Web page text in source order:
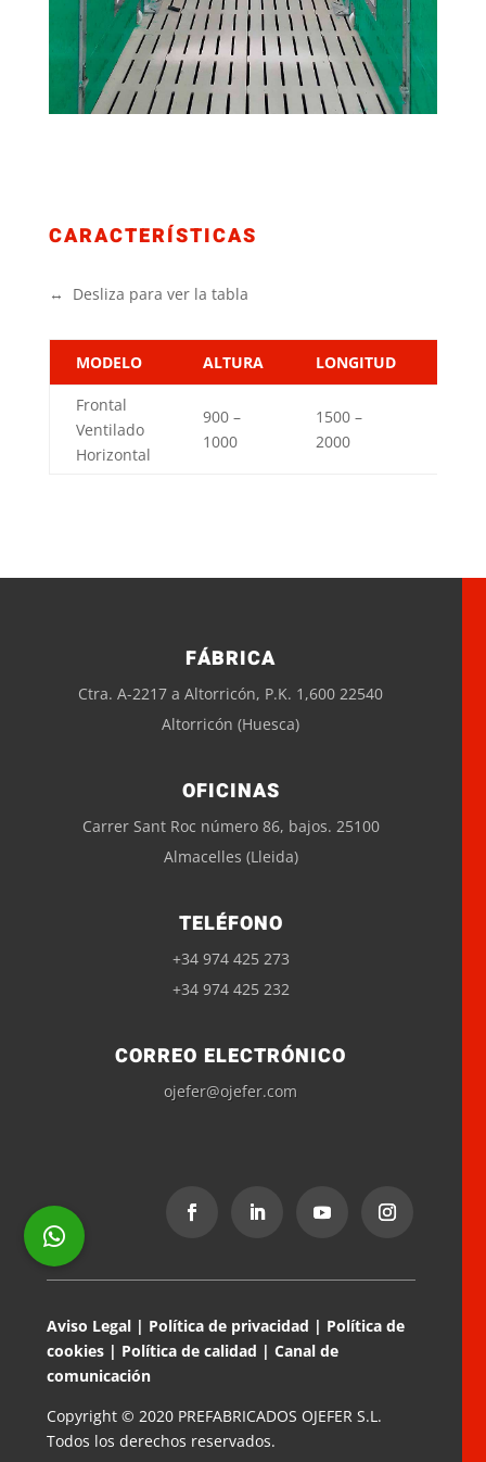
CARACTERÍSTICAS
↔ Desliza para ver la tabla
MODELO ALTURA LONGITUD
Frontal
Ventilado
Horizontal
900 –
1000
1500 –
2000
FÁBRICA
Ctra. A-2217 a Altorricón, P.K. 1,600 22540
Altorricón (Huesca)
OFICINAS
Carrer Sant Roc número 86, bajos. 25100
Almacelles (Lleida)
TELÉFONO
+34 974 425 273
+34 974 425 232
CORREO ELECTRÓNICO
ojefer@ojefer.com
Aviso Legal | Política de privacidad | Política de
cookies| Política de calidad | Canal de
comunicación
Copyright © 2020 PREFABRICADOS OJEFER S.L.
Todos los derechos reservados.